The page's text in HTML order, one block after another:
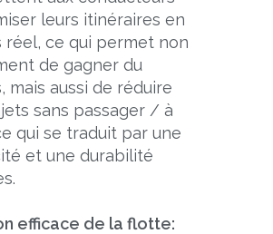
leurs itinéraires en
réel, ce qui permet non
de gagner du
mais aussi de réduire
sans passager / à
qui se traduit par une
et une durabilité
efficace de la flotte: